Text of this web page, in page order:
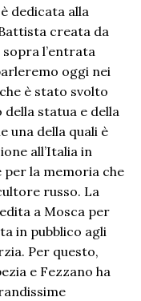
dedicata alla
creata da
sopra l’entrata
oggi nei
è stato svolto
statua e della
una della quali è
all’Italia in
la memoria che
russo. La
a Mosca per
in pubblico agli
Per questo,
e Fezzano ha